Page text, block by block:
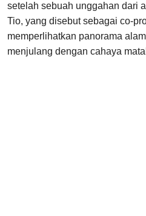
setelah sebuah unggahan dari
Tio, yang disebut sebagai co-
memperlihatkan panorama
menjulang dengan cahaya